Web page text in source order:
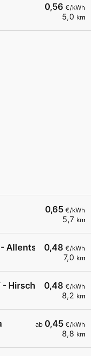
0,56 €/kWh
5,0 km
0,65 €/kWh
5,7 km
0,48 €/kWh
7,0 km
- Allentsteig -
0,48 €/kWh
8,2 km
- Hirschbach
ab 0,45 €/kWh
8,8 km